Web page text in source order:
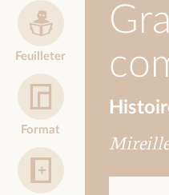
Feuilleter
Format